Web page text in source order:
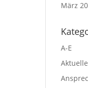
März
A-E